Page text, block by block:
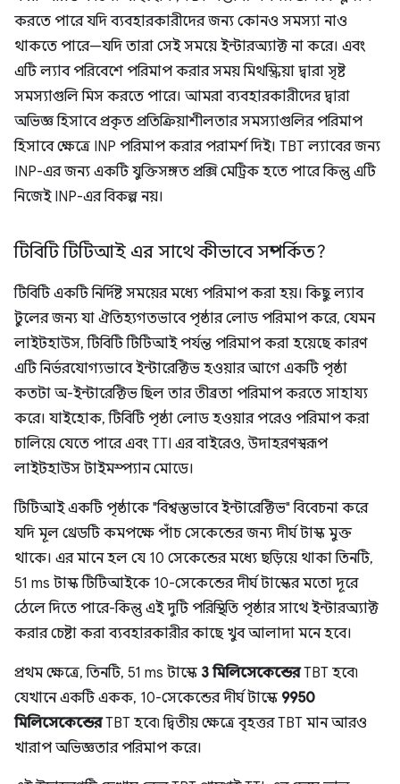
করতে পারে যদি ব্যবহারকারীদের জন্য কোনও সমস্যা নাও
থাকতে পারে—যদি তারা সেই সময়ে ইন্টারঅ্যাক্ট না করে। এবং
এটি ল্যাব পরিবেশে পরিমাপ করার সময় মিথস্ক্রিয়া দ্বারা সৃষ্ট
সমস্যাগুলি মিস করতে পারে। আমরা ব্যবহারকারীদের দ্বারা
অভিজ্ঞ হিসাবে প্রকৃত প্রতিক্রিয়াশীলতার সমস্যাগুলির পরিমাপ
হিসাবে ক্ষেত্রে INP পরিমাপ করার পরামর্শ দিই। TBT ল্যাবের জন্য
INP-এর জন্য একটি যুক্তিসঙ্গত প্রক্সি মেট্রিক হতে পারে কিন্তু এটি
নিজেই INP-এর বিকল্প নয়।
টিবিটি টিটিআই এর সাথে কীভাবে সম্পর্কিত?
টিবিটি একটি নির্দিষ্ট সময়ের মধ্যে পরিমাপ করা হয়। কিছু ল্যাব
টুলের জন্য যা ঐতিহ্যগতভাবে পৃষ্ঠার লোড পরিমাপ করে, যেমন
লাইটহাউস, টিবিটি টিটিআই পর্যন্ত পরিমাপ করা হয়েছে কারণ
এটি নির্ভরযোগ্যভাবে ইন্টারেক্টিভ হওয়ার আগে একটি পৃষ্ঠা
কতটা অ-ইন্টারেক্টিভ ছিল তার তীব্রতা পরিমাপ করতে সাহায্য
করে। যাইহোক, টিবিটি পৃষ্ঠা লোড হওয়ার পরেও পরিমাপ করা
চালিয়ে যেতে পারে এবং TTI এর বাইরেও, উদাহরণস্বরূপ
লাইটহাউস টাইমস্প্যান মোডে।
টিটিআই একটি পৃষ্ঠাকে "বিশ্বস্তভাবে ইন্টারেক্টিভ" বিবেচনা করে
যদি মূল থ্রেডটি কমপক্ষে পাঁচ সেকেন্ডের জন্য দীর্ঘ টাস্ক মুক্ত
থাকে। এর মানে হল যে 10 সেকেন্ডের মধ্যে ছড়িয়ে থাকা তিনটি,
51 ms টাস্ক টিটিআইকে 10-সেকেন্ডের দীর্ঘ টাস্কের মতো দূরে
ঠেলে দিতে পারে-কিন্তু এই দুটি পরিস্থিতি পৃষ্ঠার সাথে ইন্টারঅ্যাক্ট
করার চেষ্টা করা ব্যবহারকারীর কাছে খুব আলাদা মনে হবে।
প্রথম ক্ষেত্রে, তিনটি, 51 ms টাস্কে 3 মিলিসেকেন্ডেরTBT হবে৷
যেখানে একটি একক, 10-সেকেন্ডের দীর্ঘ টাস্কে 9950
মিলিসেকেন্ডেরTBT হবে৷ দ্বিতীয় ক্ষেত্রে বৃহত্তর TBT মান আরও
খারাপ অভিজ্ঞতার পরিমাপ করে।